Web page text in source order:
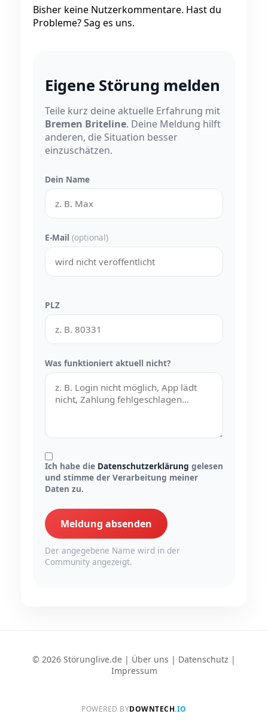
Bisher keine Nutzerkommentare. Hast du
Probleme? Sag es uns.
Eigene Störung melden
Teile kurz deine aktuelle Erfahrung mit
Bremen Briteline. Deine Meldung hilft
anderen, die Situation besser
einzuschätzen.
Dein Name
E-Mail (optional)
PLZ
Was funktioniert aktuell nicht?
Ich habe die Datenschutzerklärung gelesen
und stimme der Verarbeitung meiner
Daten zu.
Meldung absenden
Der angegebene Name wird in der
Community angezeigt.
© 2026 Störunglive.de | Über uns | Datenschutz |
Impressum
POWERED BYDOWNTECH.IO